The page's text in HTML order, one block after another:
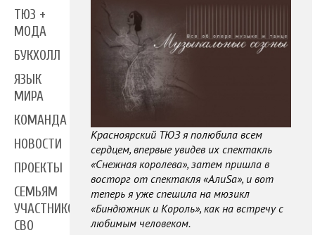
ТЮЗ +
МОДА
БУКХОЛЛ
ЯЗЫК
МИРА
КОМАНДА
НОВОСТИ
ПРОЕКТЫ
СЕМЬЯМ
УЧАСТНИКОВ
СВО
Красноярский ТЮЗ я полюбила всем
сердцем, впервые увидев их спектакль
«Снежная королева», затем пришла в
восторг от спектакля «АлиSа», и вот
теперь я уже спешила на мюзикл
«Биндюжник и Король», как на встречу с
любимым человеком.